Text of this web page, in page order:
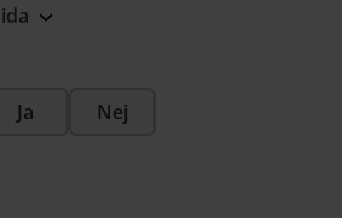
Ja Nej